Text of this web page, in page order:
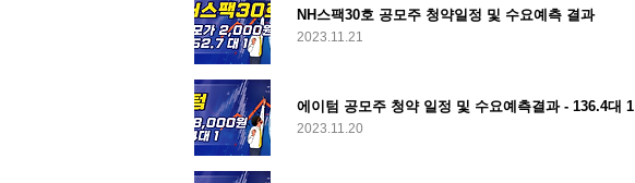
NH스팩30호 공모주 청약일정 및 수요예측 결과
2023.11.21
에이텀 공모주 청약 일정 및 수요예측결과 - 136.4대 1
2023.11.20